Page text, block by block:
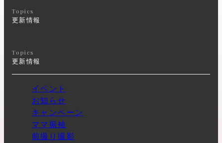
Topics
更新情報
Topics
更新情報
イベント
お知らせ
キャンペーン
ママ振袖
前撮り撮影